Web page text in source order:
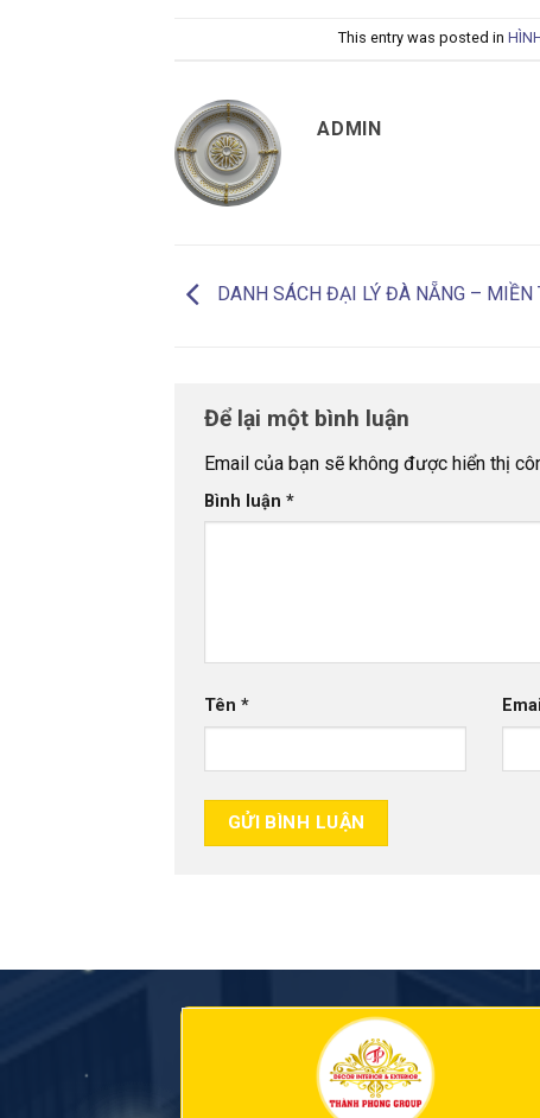
This entry was posted in
ADMIN
DANH SÁCH ĐẠI LÝ ĐÀ NẴNG – MIỀN
Để lại một bình luận
Email của bạn sẽ không được hiển thị
Bình luận *
Tên *